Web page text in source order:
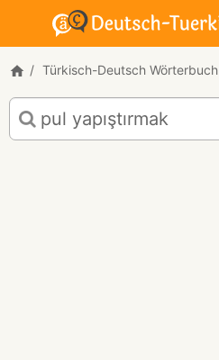
Türkisch-Deutsch Wörterbuch
Türkisch-
Deutsch
Übersetzung